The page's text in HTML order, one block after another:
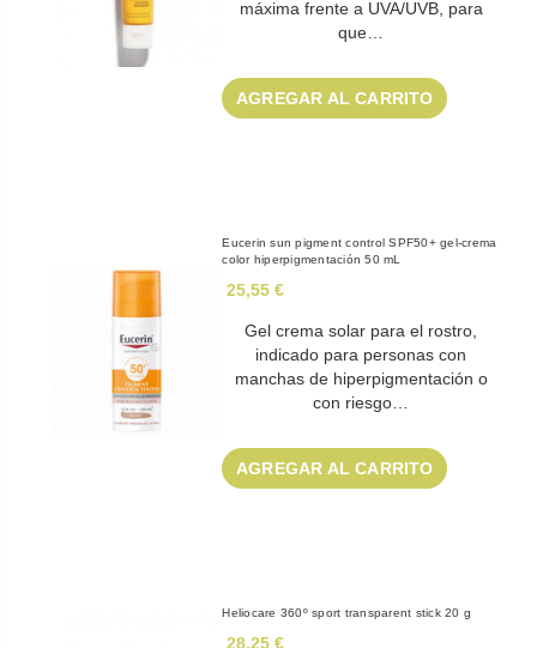
máxima frente a UVA/UVB, para
que…
AGREGAR AL CARRITO
Eucerin sun pigment control SPF50+ gel-crema
color hiperpigmentación 50 mL
25,55 €
Gel crema solar para el rostro,
indicado para personas con
manchas de hiperpigmentación o
con riesgo…
AGREGAR AL CARRITO
Heliocare 360º sport transparent stick 20 g
28,25 €